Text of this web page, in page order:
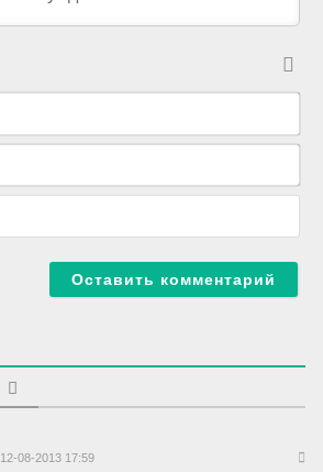
И
я
E
a
12-08-2013 17:59